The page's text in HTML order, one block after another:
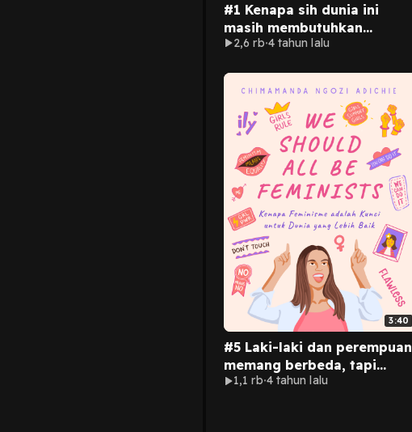
#1 Kenapa sih dunia ini
masih membutuhkan
feminisme?
2,6 rb 4 tahun lalu
3:40
#5 Laki-laki dan perempuan
memang berbeda, tapi
bukan berarti perbedaan ini
1,1 rb 4 tahun lalu